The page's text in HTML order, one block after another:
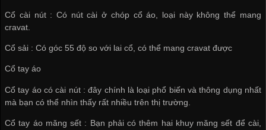
Cổ cài nút : Có nút cài ở chóp cổ áo, loại này không thể mang
cravat.
Cổ sải : Có góc 55 độ so với lai cổ, có thể mang cravat được
Cổ tay áo
Cổ tay áo có cài nút : đây chính là loại phổ biến và thông dụng nhất
mà bạn có thể nhìn thấy rất nhiều trên thị trường.
Cổ tay áo măng sết : Bạn phải có thêm hai khuy măng sết để cài,